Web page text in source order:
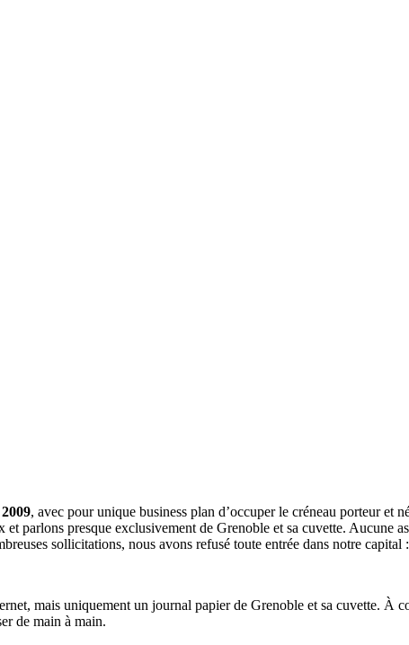
, avec pour unique business plan d’occuper le créneau porteur et
parlons presque exclusivement de Grenoble et sa cuvette. Aucune
sollicitations, nous avons refusé toute entrée dans notre
mais uniquement un journal papier de Grenoble et sa cuvette. À
de main à main.